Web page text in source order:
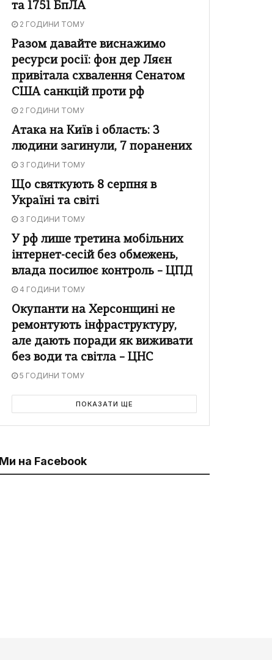
та 1751 БпЛА
2 ГОДИНИ ТОМУ
Разом давайте виснажимо
ресурси росії: фон дер Ляєн
привітала схвалення Сенатом
США санкцій проти рф
2 ГОДИНИ ТОМУ
Атака на Київ і область: 3
людини загинули, 7 поранених
3 ГОДИНИ ТОМУ
Що святкують 8 серпня в
Україні та світі
3 ГОДИНИ ТОМУ
У рф лише третина мобільних
інтернет-сесій без обмежень,
влада посилює контроль – ЦПД
4 ГОДИНИ ТОМУ
Окупанти на Херсонщині не
ремонтують інфраструктуру,
але дають поради як виживати
без води та світла – ЦНС
5 ГОДИНИ ТОМУ
ПОКАЗАТИ ЩЕ
Ми на Facebook